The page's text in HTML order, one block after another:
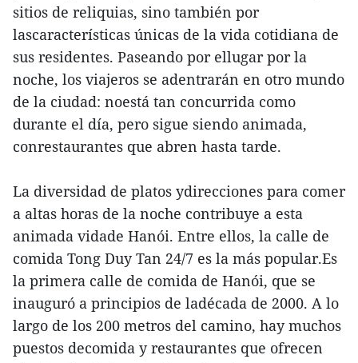
sitios de reliquias, sino también por
lascaracterísticas únicas de la vida cotidiana de
sus residentes. Paseando por ellugar por la
noche, los viajeros se adentrarán en otro mundo
de la ciudad: noestá tan concurrida como
durante el día, pero sigue siendo animada,
conrestaurantes que abren hasta tarde.
La diversidad de platos ydirecciones para comer
a altas horas de la noche contribuye a esta
animada vidade Hanói. Entre ellos, la calle de
comida Tong Duy Tan 24/7 es la más popular.Es
la primera calle de comida de Hanói, que se
inauguró a principios de ladécada de 2000. A lo
largo de los 200 metros del camino, hay muchos
puestos decomida y restaurantes que ofrecen